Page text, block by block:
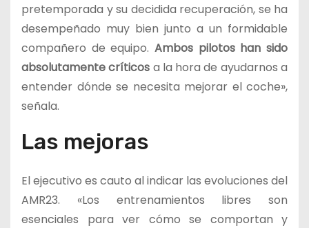
pretemporada y su decidida recuperación, se ha
desempeñado muy bien junto a un formidable
compañero de equipo. Ambos pilotos han sido
absolutamente críticos a la hora de ayudarnos a
entender dónde se necesita mejorar el coche»,
señala.
Las mejoras
El ejecutivo es cauto al indicar las evoluciones del
AMR23. «Los entrenamientos libres son
esenciales para ver cómo se comportan y